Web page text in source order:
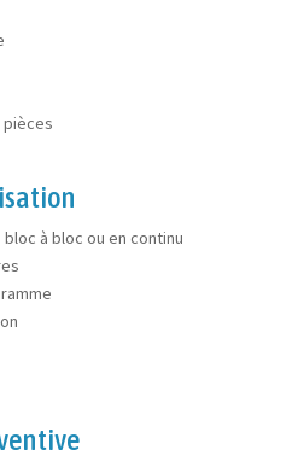
pièces
à bloc ou en continu